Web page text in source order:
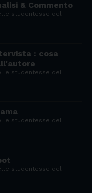
& Commento
studentesse del
: cosa
studentesse del
studentesse del
studentesse del